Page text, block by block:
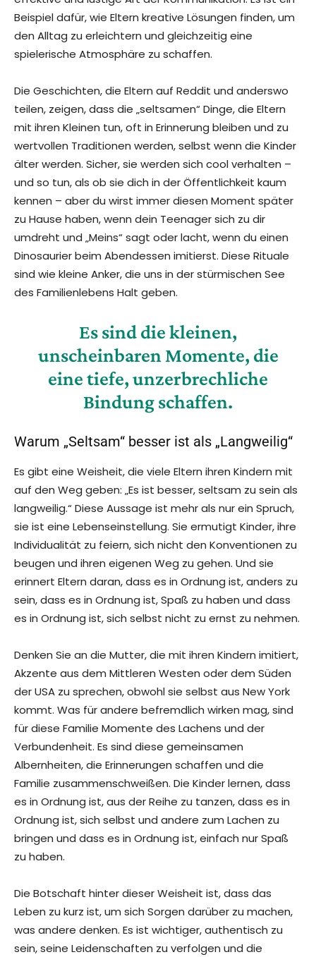
Beispiel dafür, wie Eltern kreative Lösungen finden, um
den Alltag zu erleichtern und gleichzeitig eine
spielerische Atmosphäre zu schaffen.
Die Geschichten, die Eltern auf Reddit und anderswo
teilen, zeigen, dass die „seltsamen“ Dinge, die Eltern
mit ihren Kleinen tun, oft in Erinnerung bleiben und zu
wertvollen Traditionen werden, selbst wenn die Kinder
älter werden. Sicher, sie werden sich cool verhalten –
und so tun, als ob sie dich in der Öffentlichkeit kaum
kennen – aber du wirst immer diesen Moment später
zu Hause haben, wenn dein Teenager sich zu dir
umdreht und „Meins“ sagt oder lacht, wenn du einen
Dinosaurier beim Abendessen imitierst. Diese Rituale
sind wie kleine Anker, die uns in der stürmischen See
des Familienlebens Halt geben.
Es sind die kleinen,
unscheinbaren Momente, die
eine tiefe, unzerbrechliche
Bindung schaffen.
Warum „Seltsam“ besser ist als „Langweilig“
Es gibt eine Weisheit, die viele Eltern ihren Kindern mit
auf den Weg geben: „Es ist besser, seltsam zu sein als
langweilig.“ Diese Aussage ist mehr als nur ein Spruch,
sie ist eine Lebenseinstellung. Sie ermutigt Kinder, ihre
Individualität zu feiern, sich nicht den Konventionen zu
beugen und ihren eigenen Weg zu gehen. Und sie
erinnert Eltern daran, dass es in Ordnung ist, anders zu
sein, dass es in Ordnung ist, Spaß zu haben und dass
es in Ordnung ist, sich selbst nicht zu ernst zu nehmen.
Denken Sie an die Mutter, die mit ihren Kindern imitiert,
Akzente aus dem Mittleren Westen oder dem Süden
der USA zu sprechen, obwohl sie selbst aus New York
kommt. Was für andere befremdlich wirken mag, sind
für diese Familie Momente des Lachens und der
Verbundenheit. Es sind diese gemeinsamen
Albernheiten, die Erinnerungen schaffen und die
Familie zusammenschweißen. Die Kinder lernen, dass
es in Ordnung ist, aus der Reihe zu tanzen, dass es in
Ordnung ist, sich selbst und andere zum Lachen zu
bringen und dass es in Ordnung ist, einfach nur Spaß
zu haben.
Die Botschaft hinter dieser Weisheit ist, dass das
Leben zu kurz ist, um sich Sorgen darüber zu machen,
was andere denken. Es ist wichtiger, authentisch zu
sein, seine Leidenschaften zu verfolgen und die